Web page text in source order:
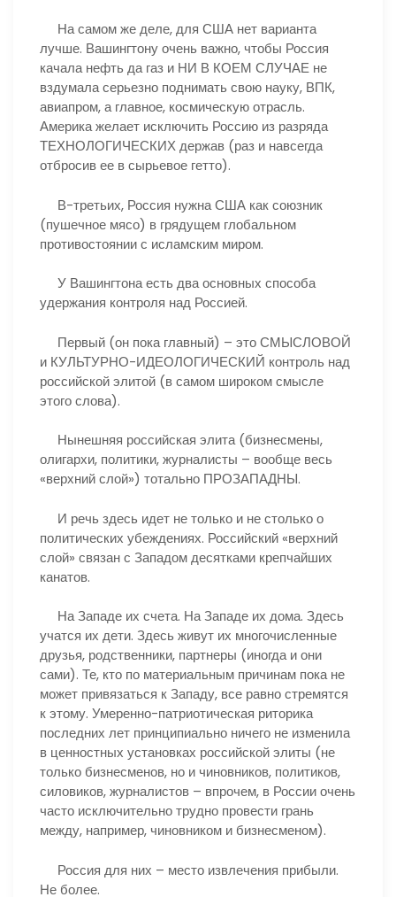
На самом же деле, для США нет варианта
лучше. Вашингтону очень важно, чтобы Россия
качала нефть да газ и НИ В КОЕМ СЛУЧАЕ не
вздумала серьезно поднимать свою науку, ВПК,
авиапром, а главное, космическую отрасль.
Америка желает исключить Россию из разряда
ТЕХНОЛОГИЧЕСКИХ держав (раз и навсегда
отбросив ее в сырьевое гетто).
В-третьих, Россия нужна США как союзник
(пушечное мясо) в грядущем глобальном
противостоянии с исламским миром.
У Вашингтона есть два основных способа
удержания контроля над Россией.
Первый (он пока главный) – это СМЫСЛОВОЙ
и КУЛЬТУРНО-ИДЕОЛОГИЧЕСКИЙ контроль над
российской элитой (в самом широком смысле
этого слова).
Нынешняя российская элита (бизнесмены,
олигархи, политики, журналисты – вообще весь
«верхний слой») тотально ПРОЗАПАДНЫ.
И речь здесь идет не только и не столько о
политических убеждениях. Российский «верхний
слой» связан с Западом десятками крепчайших
канатов.
На Западе их счета. На Западе их дома. Здесь
учатся их дети. Здесь живут их многочисленные
друзья, родственники, партнеры (иногда и они
сами). Те, кто по материальным причинам пока не
может привязаться к Западу, все равно стремятся
к этому. Умеренно-патриотическая риторика
последних лет принципиально ничего не изменила
в ценностных установках российской элиты (не
только бизнесменов, но и чиновников, политиков,
силовиков, журналистов – впрочем, в России очень
часто исключительно трудно провести грань
между, например, чиновником и бизнесменом).
Россия для них – место извлечения прибыли.
Не более.